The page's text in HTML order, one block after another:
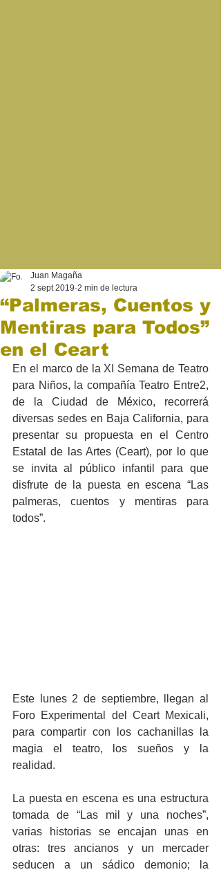
“Palmeras, Cuentos y
Mentiras para Todos”
en el Ceart
Juan Magaña
2 sept 2019 2 min de lectura
En el marco de la XI Semana de Teatro
para Niños, la compañía Teatro Entre2,
de la Ciudad de México, recorrerá
diversas sedes en Baja California, para
presentar su propuesta en el Centro
Estatal de las Artes (Ceart), por lo que
se invita al público infantil para que
disfrute de la puesta en escena “Las
palmeras, cuentos y mentiras para
todos”.
Este lunes 2 de septiembre, llegan al
Foro Experimental del Ceart Mexicali,
para compartir con los cachanillas la
magia el teatro, los sueños y la
realidad.
La puesta en escena es una estructura
tomada de “Las mil y una noches”,
varias historias se encajan unas en
otras: tres ancianos y un mercader
seducen a un sádico demonio; la